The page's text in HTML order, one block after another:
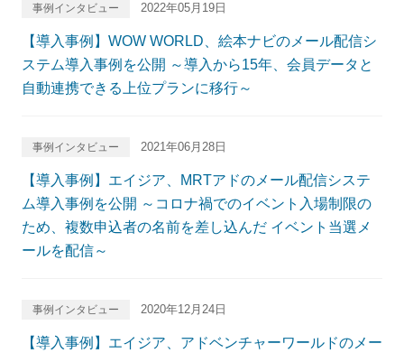
事例インタビュー 2022年05月19日
【導入事例】WOW WORLD、絵本ナビのメール配信シ
ステム導入事例を公開 ～導入から15年、会員データと
自動連携できる上位プランに移行～
事例インタビュー 2021年06月28日
【導入事例】エイジア、MRTアドのメール配信システ
ム導入事例を公開 ～コロナ禍でのイベント入場制限の
ため、複数申込者の名前を差し込んだ イベント当選メ
ールを配信～
事例インタビュー 2020年12月24日
【導入事例】エイジア、アドベンチャーワールドのメー